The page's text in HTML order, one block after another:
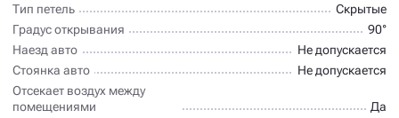
Тип петель
Скрытые
Градус открывания
90°
Наезд авто
Не допускается
Стоянка авто
Не допускается
Отсекает воздух между
помещениями
Да